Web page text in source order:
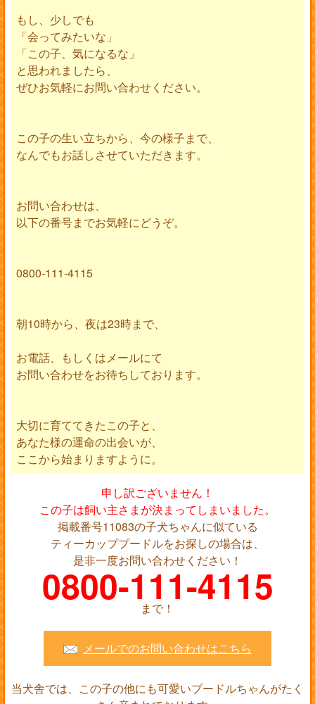
もし、少しでも
「会ってみたいな」
「この子、気になるな」
と思われましたら、
ぜひお気軽にお問い合わせください。
この子の生い立ちから、今の様子まで、
なんでもお話しさせていただきます。
お問い合わせは、
以下の番号までお気軽にどうぞ。
0800-111-4115
朝10時から、夜は23時まで、
お電話、もしくはメールにて
お問い合わせをお待ちしております。
大切に育ててきたこの子と、
あなた様の運命の出会いが、
ここから始まりますように。
申し訳ございません！
この子は飼い主さまが決まってしまいました。
掲載番号11083の子犬ちゃんに似ている
ティーカッププードルをお探しの場合は、
是非一度お問い合わせください！
0800-111-4115
まで！
メールでのお問い合わせはこちら
当犬舎では、この子の他にも可愛いプードルちゃんがたく